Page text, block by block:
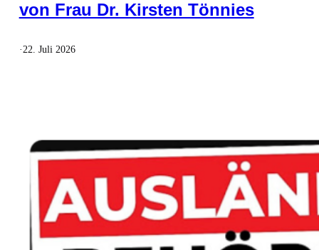
von Frau Dr. Kirsten Tönnies
· 22. Juli 2026